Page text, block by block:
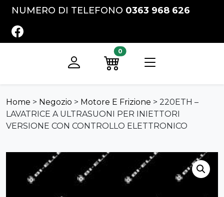
Vai al contenuto
NUMERO DI TELEFONO 0363 968 626
FACEBOOK
Registrati Preventivo
0
Home > Negozio > Motore E Frizione > 220ETH –
LAVATRICE A ULTRASUONI PER INIETTORI
VERSIONE CON CONTROLLO ELETTRONICO